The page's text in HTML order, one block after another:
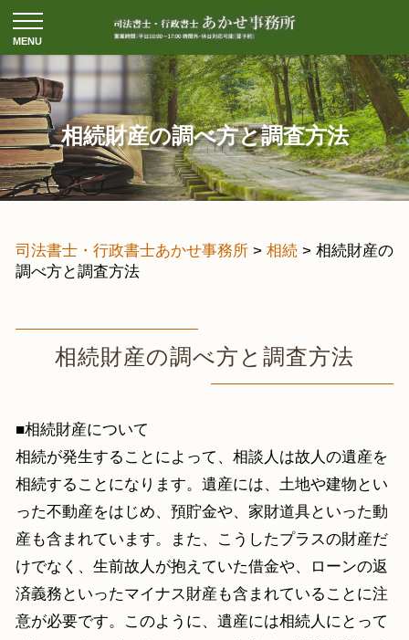
相続財産の調べ方と調査方法
司法書士・行政書士あかせ事務所 > 相続 > 相続財産の
調べ方と調査方法
相続財産の調べ方と調査方法
■相続財産について
相続が発生することによって、相談人は故人の遺産を
相続することになります。遺産には、土地や建物とい
った不動産をはじめ、預貯金や、家財道具といった動
産も含まれています。また、こうしたプラスの財産だ
けでなく、生前故人が抱えていた借金や、ローンの返
済義務といったマイナス財産も含まれていることに注
意が必要です。このように、遺産には相続人にとって